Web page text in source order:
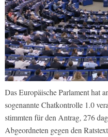
Das Europäische Parlament hat
sogenannte Chatkontrolle 1.0
stimmten für den Antrag, 276
Abgeordneten gegen den